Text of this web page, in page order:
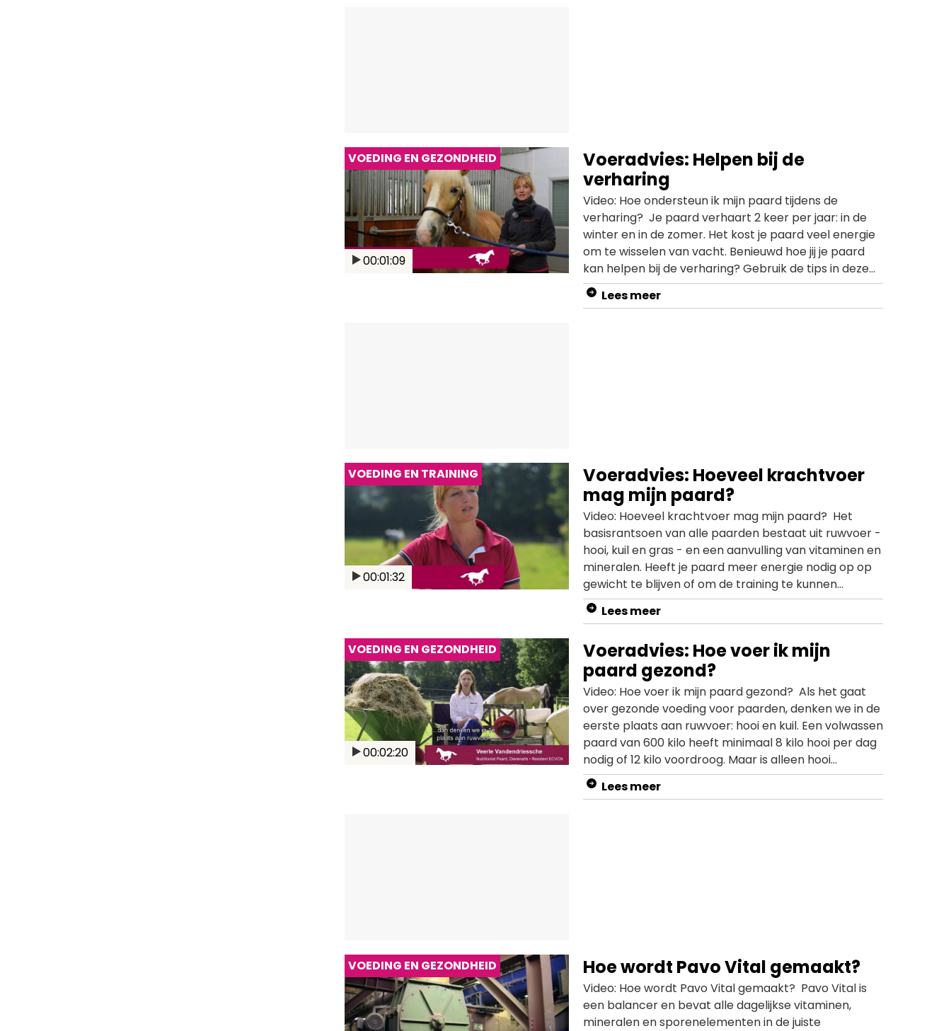
VOEDING EN GEZONDHEID
00:01:09
Voeradvies: Helpen bij de
verharing
Video: Hoe ondersteun ik mijn paard tijdens de
verharing? Je paard verhaart 2 keer per jaar: in de
winter en in de zomer. Het kost je paard veel energie
om te wisselen van vacht. Benieuwd hoe jij je paard
kan helpen bij de verharing? Gebruik de tips in deze
video!
Lees meer
VOEDING EN TRAINING
00:01:32
Voeradvies: Hoeveel krachtvoer
mag mijn paard?
Video: Hoeveel krachtvoer mag mijn paard? Het
basisrantsoen van alle paarden bestaat uit ruwvoer -
hooi, kuil en gras - en een aanvulling van vitaminen en
mineralen. Heeft je paard meer energie nodig op op
gewicht te blijven of om de training te kunnen
volhouden? Dan kan je het rantsoen ook aanvullen
met krachtvoer. Maar hoeveel heeft je paard hier
over de hoeveelheid krachtvoer voor jouw paard.
Lees meer
VOEDING EN GEZONDHEID
00:02:20
Voeradvies: Hoe voer ik mijn
paard gezond?
Video: Hoe voer ik mijn paard gezond? Als het gaat
over gezonde voeding voor paarden, denken we in de
eerste plaats aan ruwvoer: hooi en kuil. Een volwassen
paard van 600 kilo heeft minimaal 8 kilo hooi per dag
nodig of 12 kilo voordroog. Maar is alleen hooi
voldoende om je paard gezond te houden? Onze
dierenarts en nutritionist Veerle vertelt er meer over
Lees meer
VOEDING EN GEZONDHEID Hoe wordt Pavo Vital gemaakt?
Video: Hoe wordt Pavo Vital gemaakt? Pavo Vital is
een balancer en bevat alle dagelijkse vitaminen,
mineralen en sporenelementen in de juiste